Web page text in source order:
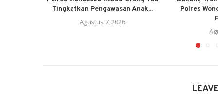
Tingkatkan Pengawasan Anak...
Agustus 7, 2026
Polres